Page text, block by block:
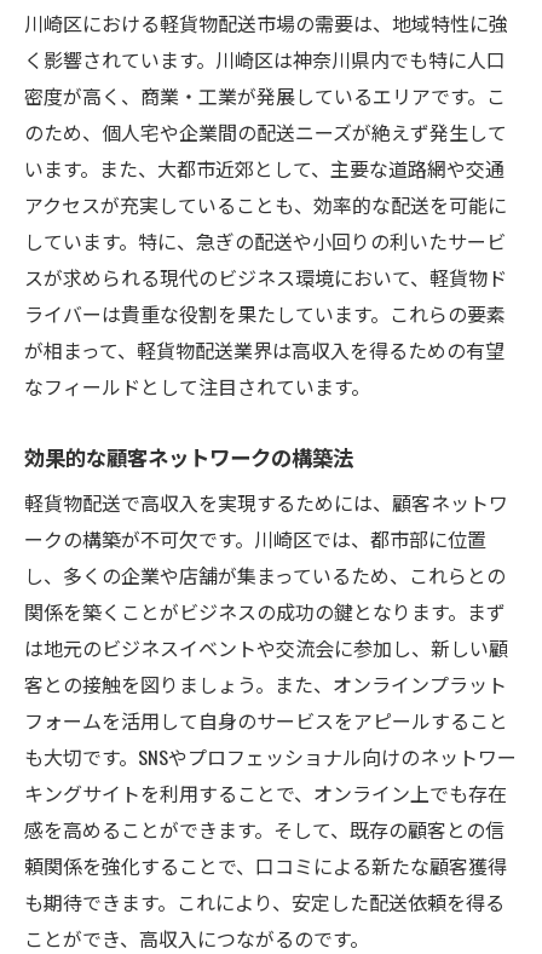
自由な働き方を実現するスケジュール管理
効率的な業務管理でプライベート時間を確
保
川崎区での軽貨物ビジネスモデルの事例
軽貨物配送で安定した収入を得るための時間管
理術
時間管理が収入に与える影響
成功するドライバーの時間管理テクニック
川崎区特有の配送時間の傾向と対策
時間を有効活用するためのツールとアプリ
フレキシブルなスケジュールを組むコツ
川崎区で成功する軽貨物ドライバーになるため
の第一歩
軽貨物ドライバーとしての基本スキル
地域事情を理解するための情報収集法
顧客満足度を高めるコミュニケーション術
軽貨物配送業界のトレンドを掴む
川崎区での成功事例から学ぶポイント
初めての軽貨物配送業務で注意すべきこと
交通情報を駆使した効果的な軽貨物配送のポイ
ント
最新の交通情報を入手する方法
川崎区における軽貨物配送市場の需要は、地域特性に強
く影響されています。川崎区は神奈川県内でも特に人口
密度が高く、商業・工業が発展しているエリアです。こ
のため、個人宅や企業間の配送ニーズが絶えず発生して
います。また、大都市近郊として、主要な道路網や交通
アクセスが充実していることも、効率的な配送を可能に
しています。特に、急ぎの配送や小回りの利いたサービ
スが求められる現代のビジネス環境において、軽貨物ド
ライバーは貴重な役割を果たしています。これらの要素
が相まって、軽貨物配送業界は高収入を得るための有望
なフィールドとして注目されています。
効果的な顧客ネットワークの構築法
軽貨物配送で高収入を実現するためには、顧客ネットワ
ークの構築が不可欠です。川崎区では、都市部に位置
し、多くの企業や店舗が集まっているため、これらとの
関係を築くことがビジネスの成功の鍵となります。まず
は地元のビジネスイベントや交流会に参加し、新しい顧
客との接触を図りましょう。また、オンラインプラット
フォームを活用して自身のサービスをアピールすること
も大切です。SNSやプロフェッショナル向けのネットワー
キングサイトを利用することで、オンライン上でも存在
感を高めることができます。そして、既存の顧客との信
頼関係を強化することで、口コミによる新たな顧客獲得
も期待できます。これにより、安定した配送依頼を得る
ことができ、高収入につながるのです。